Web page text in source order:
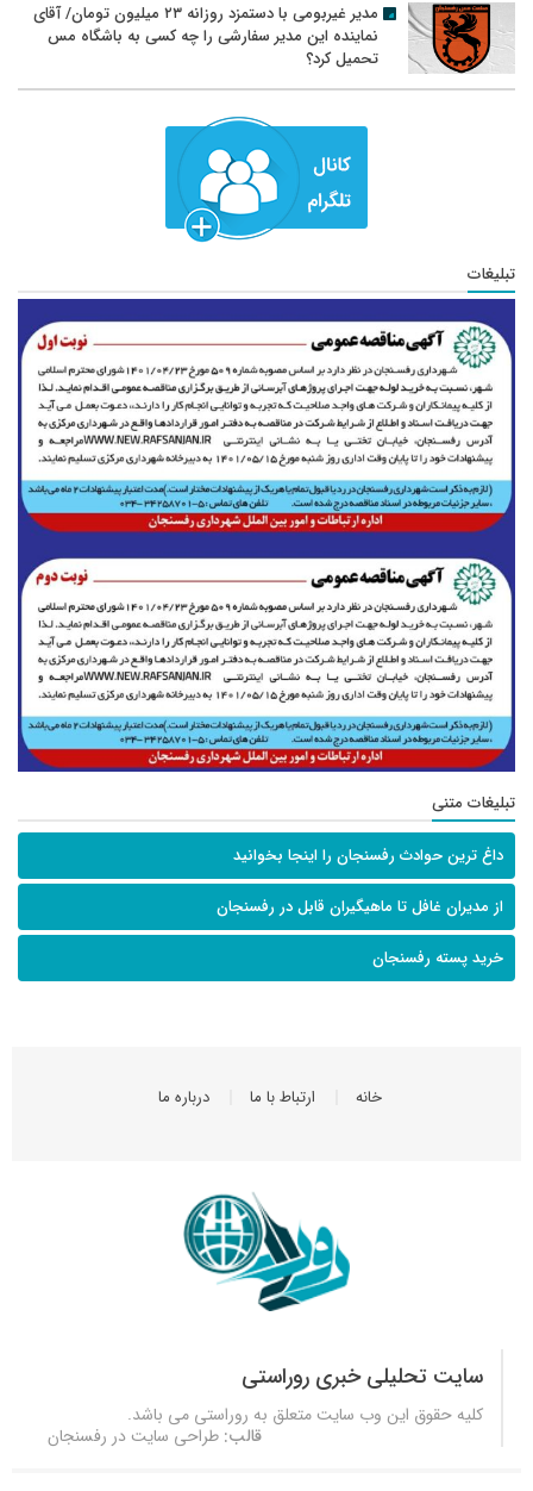
مدیر غیربومی با دستمزد روزانه ۲۳ میلیون تومان/ آقای
نماینده این مدیر سفارشی را چه کسی به باشگاه مس
تحمیل کرد؟
تبلیغات
تبلیغات متنی
داغ ترین حوادث رفسنجان را اینجا بخوانید
از مدیران غافل تا ماهیگیران قابل در رفسنجان
خرید پسته رفسنجان
خانه ارتباط با ما درباره ما
سایت تحلیلی خبری روراستی
کلیه حقوق این وب سایت متعلق به روراستی می باشد.
قالب: طراحی سایت در رفسنجان